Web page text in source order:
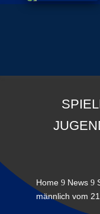
Home 9 News 9
männlich vom